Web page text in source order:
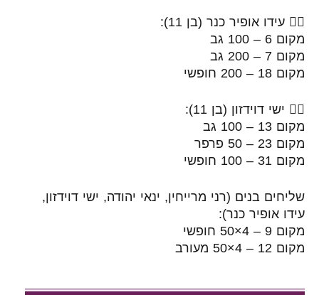
🏊‍♂️ עידו אופיר כנר (בן 11):
מקום 6 – 100 גב
מקום 7 – 200 גב
מקום 18 – 200 חופשי
🏊‍♂️ ישי דוידזון (בן 11):
מקום 13 – 100 גב
מקום 23 – 50 פרפר
מקום 31 – 100 חופשי
שליחים בנים (רני מרייחין, ינאי יהודה, ישי דוידזון,
עידו אופיר כנר):
מקום 9 – 4×50 חופשי
מקום 12 – 4×50 מעורב